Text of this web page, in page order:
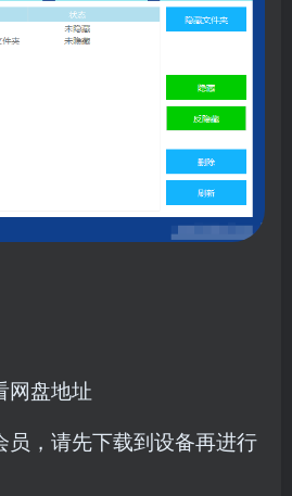
网盘地址
员，请先下载到设备再进行